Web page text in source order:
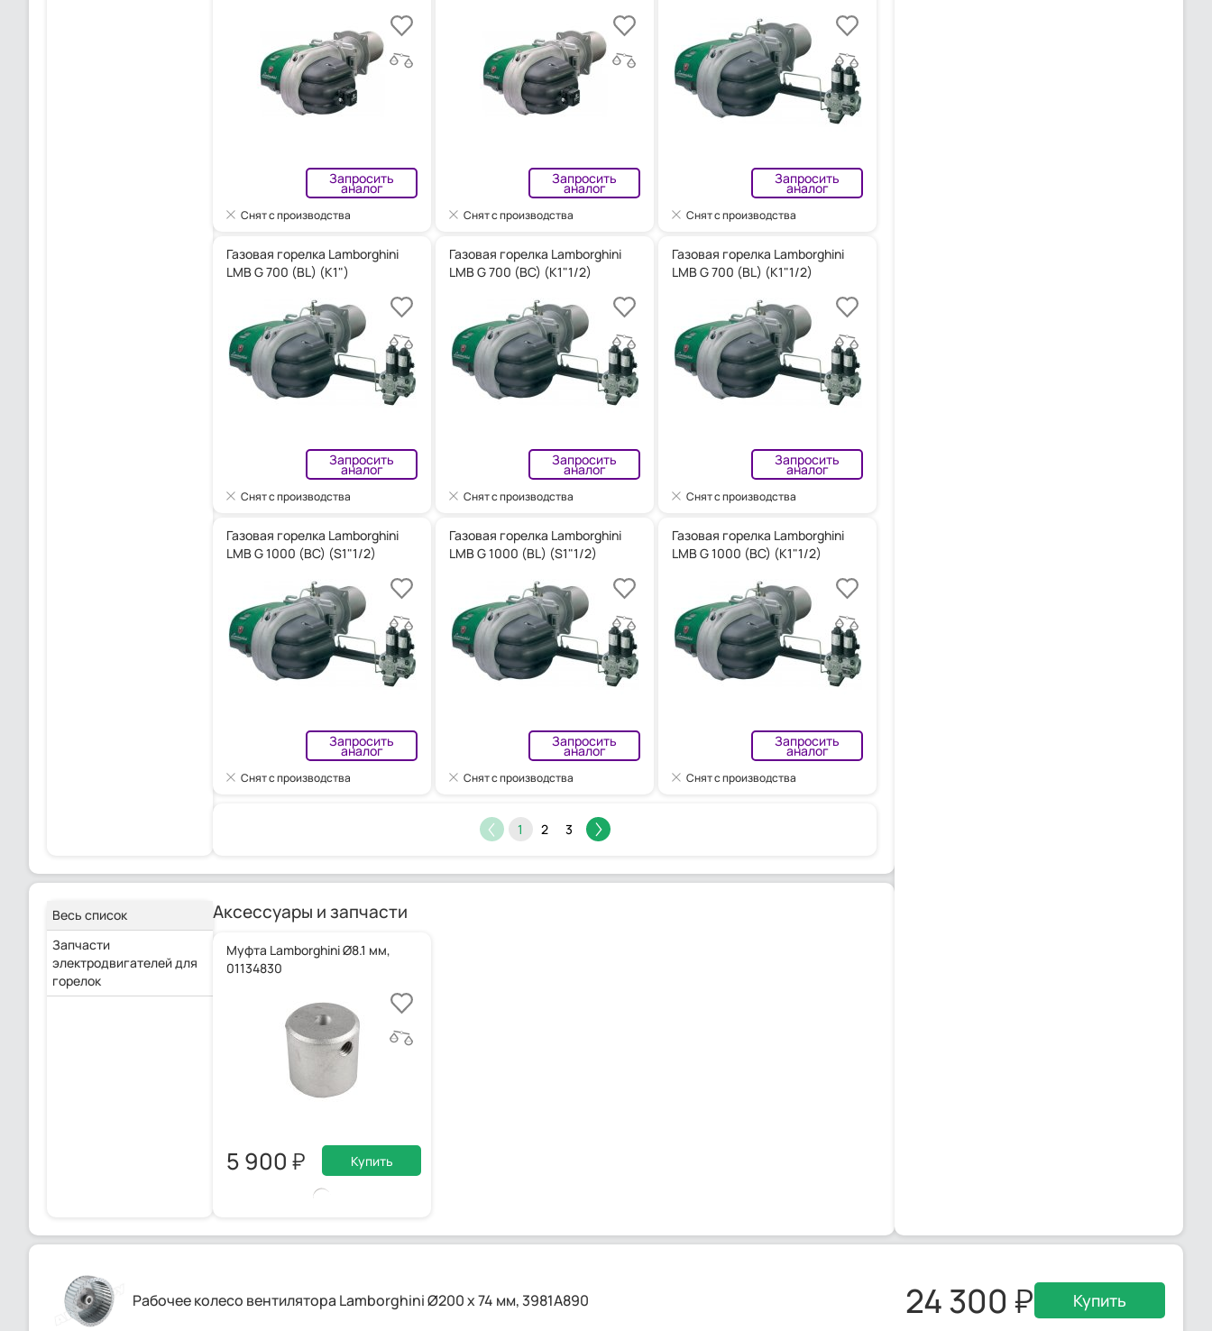
Запросить
аналог
Снят с производства
Запросить
аналог
Снят с производства
Запросить
аналог
Снят с производства
Газовая горелка Lamborghini
LMB G 700 (BL) (K1")
Запросить
аналог
Снят с производства
Газовая горелка Lamborghini
LMB G 700 (BC) (K1"1/2)
Запросить
аналог
Снят с производства
Газовая горелка Lamborghini
LMB G 700 (BL) (K1"1/2)
Запросить
аналог
Снят с производства
Газовая горелка Lamborghini
LMB G 1000 (BC) (S1"1/2)
Запросить
аналог
Снят с производства
Газовая горелка Lamborghini
LMB G 1000 (BL) (S1"1/2)
Запросить
аналог
Снят с производства
Газовая горелка Lamborghini
LMB G 1000 (BC) (K1"1/2)
Запросить
аналог
Снят с производства
1 2 3
Весь список
Запчасти
электродвигателей для
горелок
Аксессуары и запчасти
Муфта Lamborghini Ø8.1 мм,
01134830
5 900 Купить
Рабочее колесо вентилятора Lamborghini Ø200 x 74 мм, 3981A890 24 300 Купить